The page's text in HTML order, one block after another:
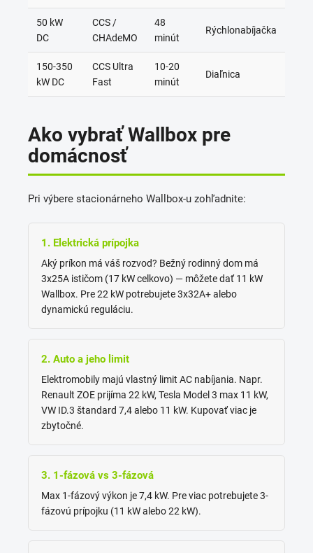
50 kW
DC
CCS /
CHAdeMO
48
minút
Rýchlonabíjačka
150-350
kW DC
CCS Ultra
Fast
10-20
minút
Diaľnica
Ako vybrať Wallbox pre
domácnosť
Pri výbere stacionárneho Wallbox-u zohľadnite:
1. Elektrická prípojka
Aký príkon má váš rozvod? Bežný rodinný dom má
3x25A ističom (17 kW celkovo) — môžete dať 11 kW
Wallbox. Pre 22 kW potrebujete 3x32A+ alebo
dynamickú reguláciu.
2. Auto a jeho limit
Elektromobily majú vlastný limit AC nabíjania. Napr.
Renault ZOE prijíma 22 kW, Tesla Model 3 max 11 kW,
VW ID.3 štandard 7,4 alebo 11 kW. Kupovať viac je
zbytočné.
3. 1-fázová vs 3-fázová
Max 1-fázový výkon je 7,4 kW. Pre viac potrebujete 3-
fázovú prípojku (11 kW alebo 22 kW).